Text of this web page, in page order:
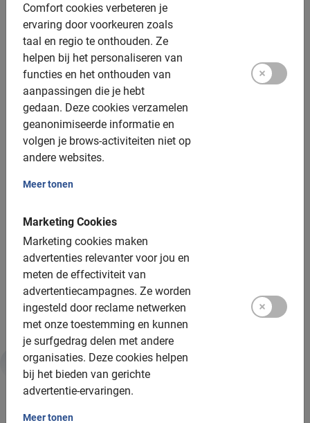
Comfort cookies verbeteren je
ervaring door voorkeuren zoals
taal en regio te onthouden. Ze
helpen bij het personaliseren van
functies en het onthouden van
aanpassingen die je hebt
gedaan. Deze cookies verzamelen
geanonimiseerde informatie en
volgen je brows-activiteiten niet op
andere websites.
Meer tonen
Marketing Cookies
Marketing cookies maken
advertenties relevanter voor jou en
meten de effectiviteit van
advertentiecampagnes. Ze worden
ingesteld door reclame netwerken
met onze toestemming en kunnen
je surfgedrag delen met andere
organisaties. Deze cookies helpen
bij het bieden van gerichte
advertentie-ervaringen.
Meer tonen
Kinderfietsen: Ja, vooraf boeken
Kinderzitjes: beschikbaar, € 12,50 toeslag
Tandems: Niet beschikbaar
Elektrische fiets: Niet beschikbaar
Helm: niet beschikbaar
Groepsgrootte:
Gemiddelde groepsgrootte: 8 deelnemers
Minimum aantal: 6 deelnemers
Per 15 deelnemers wordt een extra gids ingezet
Bij grotere groepen zetten we meer gidsen in
Duurzaamheid & MVO